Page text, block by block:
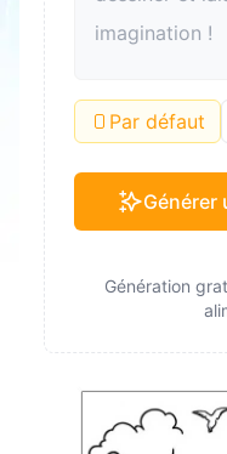
Par défaut
Générer
Génération